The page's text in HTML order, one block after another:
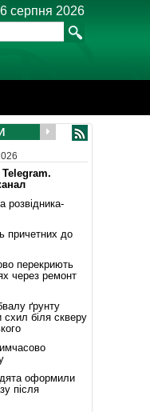
серпня 2026
розвідника-
причетних до
перекриють
через ремонт
ґрунту
схил біля скверу
оформили
після